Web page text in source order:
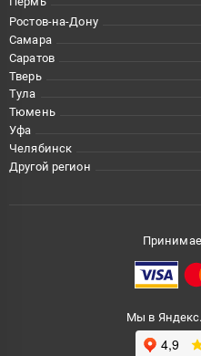
Ростов-на-Дону
Самара
Саратов
Тверь
Тула
Тюмень
Уфа
Челябинск
Другой регион
Мы в